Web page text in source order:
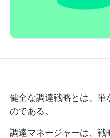
健全な調達戦略とは、単
のである。
調達マネージャーは、戦